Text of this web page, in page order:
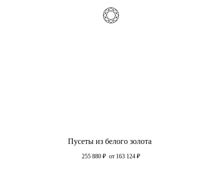
Пусеты из белого золота
255 880 ₽ от 163 124 ₽